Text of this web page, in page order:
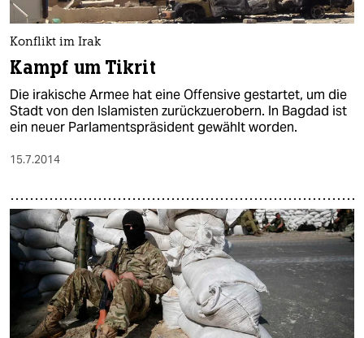
Konflikt im Irak
Kampf um Tikrit
Die irakische Armee hat eine Offensive gestartet, um die
Stadt von den Islamisten zurückzuerobern. In Bagdad ist
ein neuer Parlamentspräsident gewählt worden.
15.7.2014